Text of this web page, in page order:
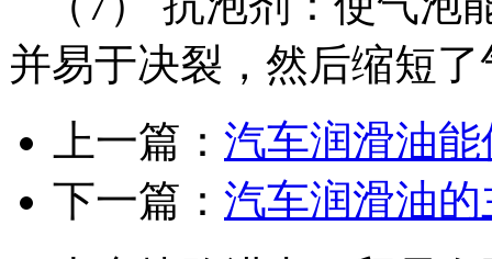
并易于决裂，然后缩短
上一篇： 汽车润滑油
下一篇： 汽车润滑油